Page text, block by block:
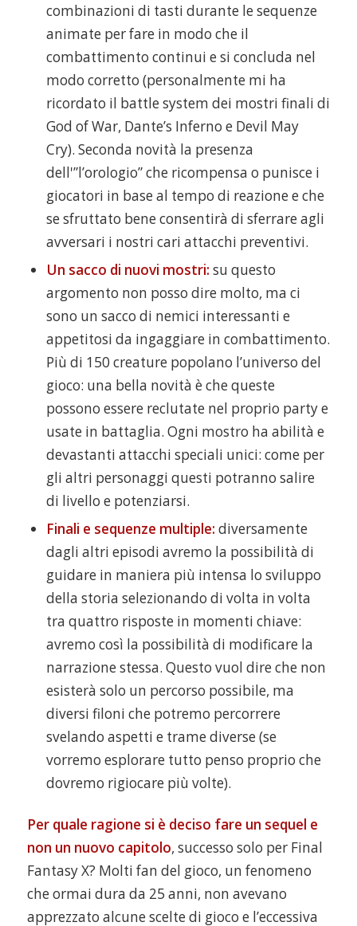
combinazioni di tasti durante le sequenze
animate per fare in modo che il
combattimento continui e si concluda nel
modo corretto (personalmente mi ha
ricordato il battle system dei mostri finali di
God of War, Dante’s Inferno e Devil May
Cry). Seconda novità la presenza
dell'”l’orologio” che ricompensa o punisce i
giocatori in base al tempo di reazione e che
se sfruttato bene consentirà di sferrare agli
avversari i nostri cari attacchi preventivi.
Un sacco di nuovi mostri: su questo
argomento non posso dire molto, ma ci
sono un sacco di nemici interessanti e
appetitosi da ingaggiare in combattimento.
Più di 150 creature popolano l’universo del
gioco: una bella novità è che queste
possono essere reclutate nel proprio party e
usate in battaglia. Ogni mostro ha abilità e
devastanti attacchi speciali unici: come per
gli altri personaggi questi potranno salire
di livello e potenziarsi.
Finali e sequenze multiple: diversamente
dagli altri episodi avremo la possibilità di
guidare in maniera più intensa lo sviluppo
della storia selezionando di volta in volta
tra quattro risposte in momenti chiave:
avremo così la possibilità di modificare la
narrazione stessa. Questo vuol dire che non
esisterà solo un percorso possibile, ma
diversi filoni che potremo percorrere
svelando aspetti e trame diverse (se
vorremo esplorare tutto penso proprio che
dovremo rigiocare più volte).
Per quale ragione si è deciso fare un sequel e
non un nuovo capitolo, successo solo per Final
Fantasy X? Molti fan del gioco, un fenomeno
che ormai dura da 25 anni, non avevano
apprezzato alcune scelte di gioco e l’eccessiva